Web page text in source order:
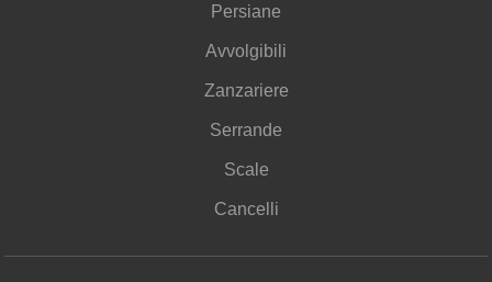
Persiane
Avvolgibili
Zanzariere
Serrande
Scale
Cancelli